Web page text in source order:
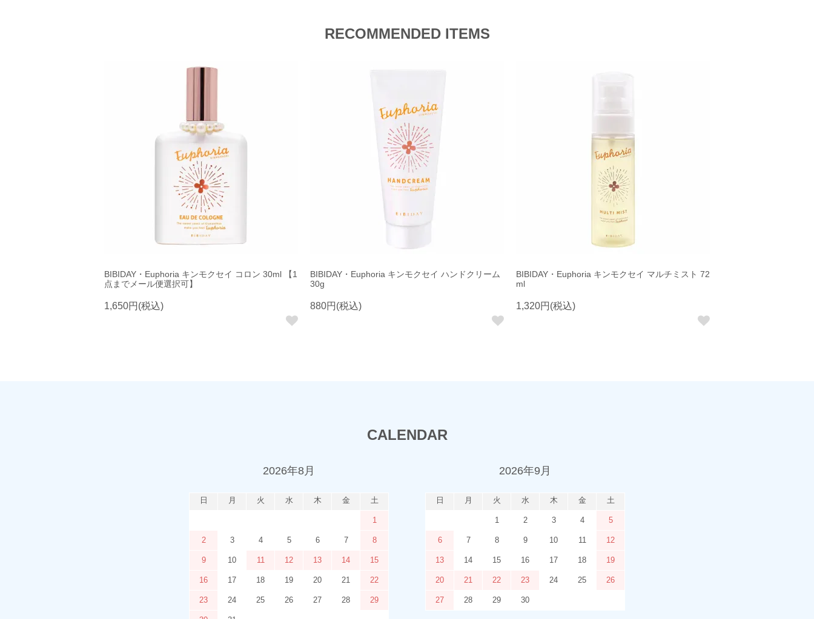
RECOMMENDED ITEMS
BIBIDAY・Euphoria キンモクセイ コロン 30ml 【1
点までメール便選択可】
1,650円(税込)
BIBIDAY・Euphoria キンモクセイ ハンドクリーム
30g
880円(税込)
BIBIDAY・Euphoria キンモクセイ マルチミスト 72
ml
1,320円(税込)
CALENDAR
2026年8月
日 月 火 水 木 金 土
1
2 3 4 5 6 7 8
9 10 11 12 13 14 15
16 17 18 19 20 21 22
23 24 25 26 27 28 29
2026年9月
日 月 火 水 木 金 土
1 2 3 4 5
6 7 8 9 10 11 12
13 14 15 16 17 18 19
20 21 22 23 24 25 26
27 28 29 30